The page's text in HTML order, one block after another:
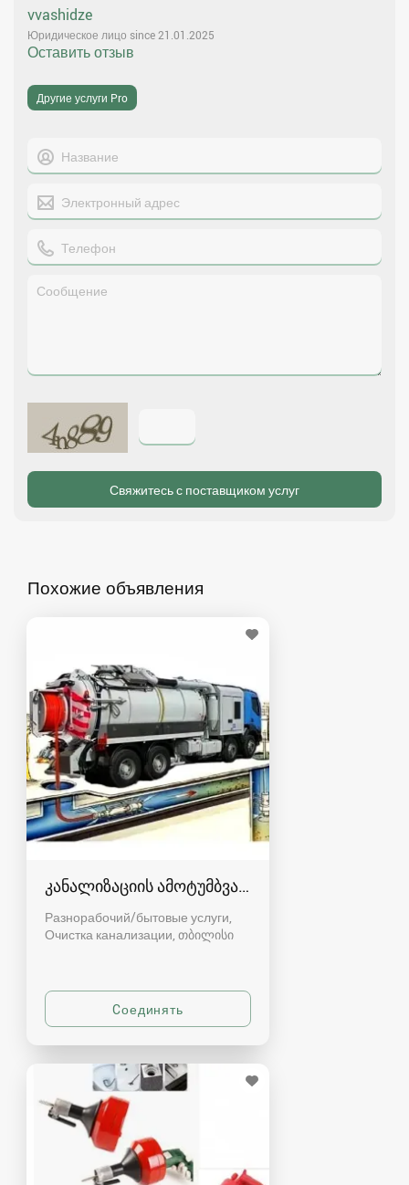
vvashidze
Юридическое лицо since 21.01.2025
Оставить отзыв
Другие услуги Pro
Похожие объявления
კანალიზაციის ამოტუმბვა, გაწმენდა
Разнорабочий/бытовые услуги,
Очистка канализации თბილისი